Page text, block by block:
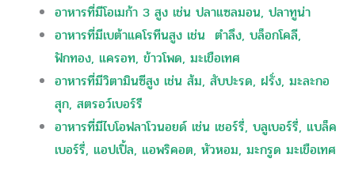
อาหารที่มีโอเมก้า 3 สูง เช่น ปลาแซลมอน, ปลาทูน่า
อาหารที่มีเบต้าแคโรทีนสูง เช่น ตำลึง, บล็อกโคลี,
ฟักทอง, แครอท, ข้าวโพด, มะเขือเทศ
อาหารที่มีวิตามินซีสูง เช่น ส้ม, สับปะรด, ฝรั่ง, มะละกอ
สุก, สตรอว์เบอร์รี
อาหารที่มีไบโอฟลาโวนอยด์ เช่น เชอร์รี่, บลูเบอร์รี่, แบล็ค
เบอร์รี่, แอปเปิ้ล, แอพริคอต, หัวหอม, มะกรูด มะเขือเทศ